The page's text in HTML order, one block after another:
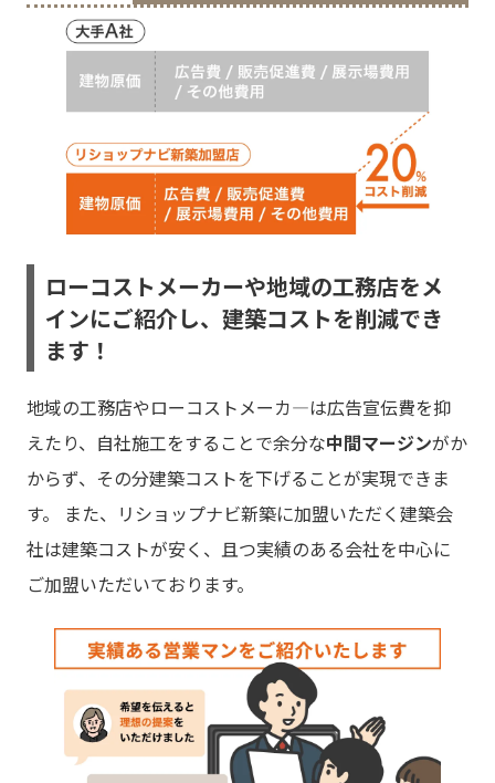
ローコストメーカーや地域の工務店をメ
インにご紹介し、建築コストを削減でき
ます！
地域の工務店やローコストメーカ―は広告宣伝費を抑
えたり、自社施工をすることで余分な中間マージンがか
からず、その分建築コストを下げることが実現できま
す。 また、リショップナビ新築に加盟いただく建築会
社は建築コストが安く、且つ実績のある会社を中心に
ご加盟いただいております。